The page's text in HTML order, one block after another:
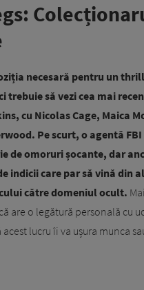
necesară pentru un
trebuie să vezi cea mai
cu Nicolas Cage, Maica
Pe scurt, o agentă
de omoruri șocante, dar
indicii care par să vină din
către domeniul ocult.
are o legătură personală cu
acest lucru îi va ușura munca